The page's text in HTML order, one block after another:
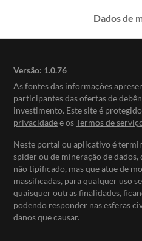
Dados de
Versão: 1.0.76
As fontes das informações
participantes das ofertas de
investimento. Este site é
privacidadee osTermos de
Neste portal ou aplicativo é
spider ou de mineração de
não tipificado, mas que atue de
massificadas, para qualquer uso
quaisquer outras finalidades,
podendo responder nas esferas
danos que causar.